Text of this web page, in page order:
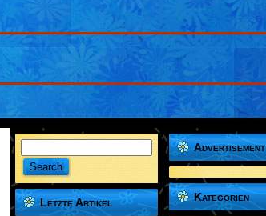
Letzte Artikel
Advertisement
Kategorien